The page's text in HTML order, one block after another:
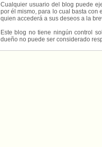
Cualquier usuario del blog puede
por él mismo, para lo cual basta con
quien accederá a sus deseos a la
Este blog no tiene ningún control
dueño no puede ser considerado